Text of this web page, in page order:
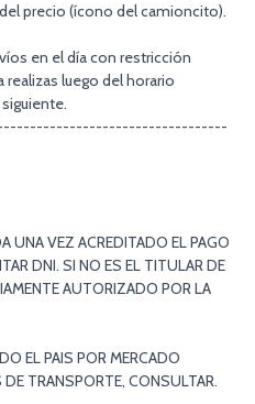
precio (ícono del camioncito).
en el día con restricción
realizas luego del horario
UNA VEZ ACREDITADO EL PAGO
DNI. SI NO ES EL TITULAR DE
AUTORIZADO POR LA
EL PAIS POR MERCADO
TRANSPORTE, CONSULTAR.